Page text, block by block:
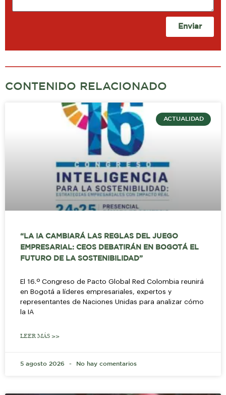
Enviar
CONTENIDO RELACIONADO
ACTUALIDAD
“LA IA CAMBIARÁ LAS REGLAS DEL JUEGO
EMPRESARIAL: CEOS DEBATIRÁN EN BOGOTÁ EL
FUTURO DE LA SOSTENIBILIDAD”
El 16.º Congreso de Pacto Global Red Colombia reunirá
en Bogotá a líderes empresariales, expertos y
representantes de Naciones Unidas para analizar cómo
la IA
LEER MÁS >>
5 agosto 2026 No hay comentarios